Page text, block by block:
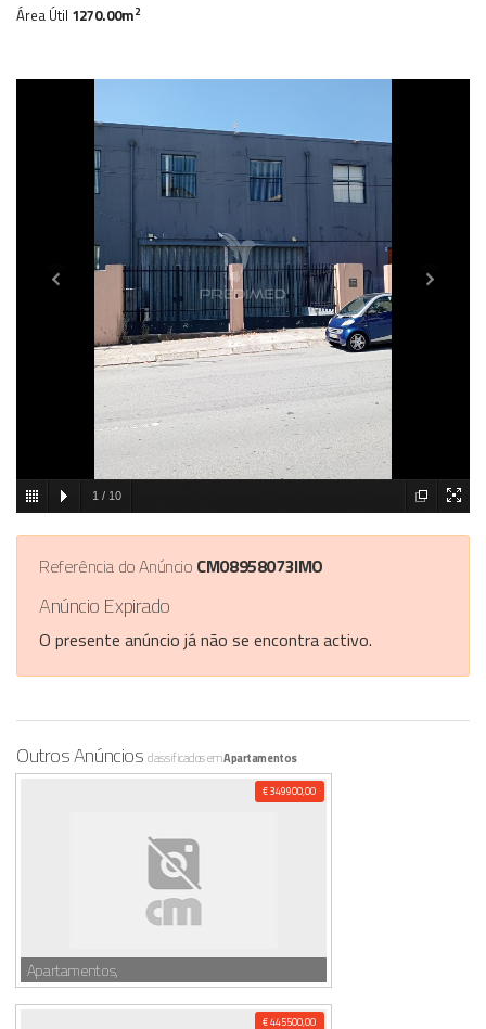
Área Útil 1270.00m2
1 / 10
Referência do Anúncio CM08958073IMO
Anúncio Expirado
O presente anúncio já não se encontra activo.
Outros Anúncios classificados emApartamentos
€ 349900,00
Apartamentos,
€ 445500,00